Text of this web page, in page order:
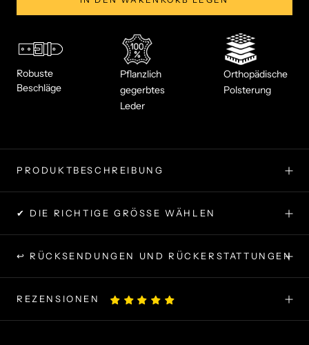
Robuste
Beschläge
Pflanzlich
gegerbtes
Leder
Orthopädische
Polsterung
PRODUKTBESCHREIBUNG
✔ DIE RICHTIGE GRÖSSE WÄHLEN
↩ RÜCKSENDUNGEN UND RÜCKERSTATTUNGEN
REZENSIONEN